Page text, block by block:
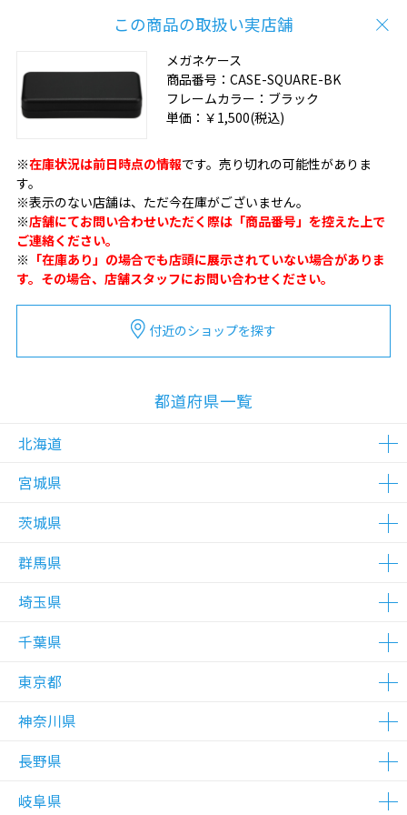
この商品の取扱い実店舗
メガネケース
商品番号： CASE-SQUARE-BK
フレームカラー： ブラック
単価： ￥1,500(税込)
※在庫状況は前日時点の情報です。売り切れの可能性がありま
す。
※表示のない店舗は、ただ今在庫がございません。
※店舗にてお問い合わせいただく際は「商品番号」を控えた上で
ご連絡ください。
※ 「在庫あり」の場合でも店頭に展示されていない場合がありま
す。その場合、店舗スタッフにお問い合わせください。
付近のショップを探す
都道府県一覧
北海道
△在庫わずか
△在庫わずか
宮城県
△在庫わずか
茨城県
△在庫わずか
△在庫わずか
群馬県
△在庫わずか
埼玉県
△在庫わずか
△在庫わずか
千葉県
△在庫わずか
△在庫わずか
東京都
△在庫わずか
△在庫わずか
神奈川県
△在庫わずか
長野県
岐阜県